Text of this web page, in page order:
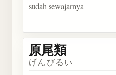
sudah sewajarnya
原尾類
げんびるい